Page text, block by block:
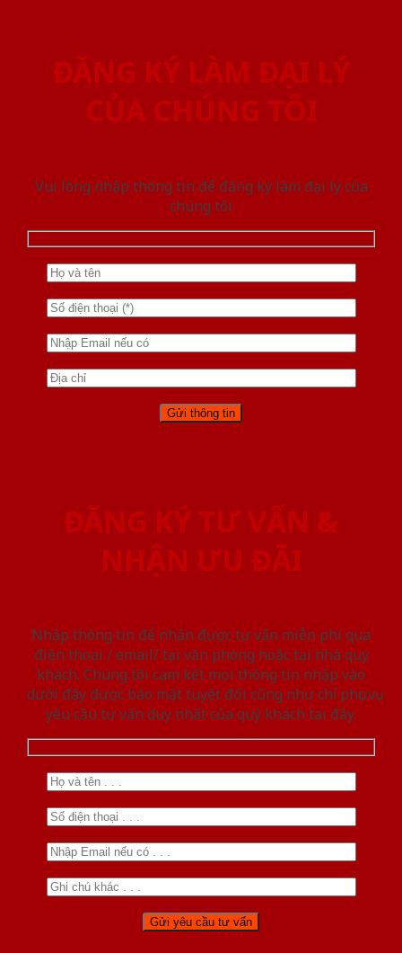
ĐĂNG KÝ LÀM ĐẠI LÝ
CỦA CHÚNG TÔI
Vui lòng nhập thông tin để đăng ký làm đại lý của
chúng tôi
ĐĂNG KÝ TƯ VẤN &
NHẬN ƯU ĐÃI
Nhập thông tin để nhận được tư vấn miễn phí qua
điện thoại / email/ tại văn phòng hoặc tại nhà quý
khách. Chúng tôi cam kết mọi thông tin nhập vào
dưới đây được bảo mật tuyệt đối cũng như chỉ phục vụ
yêu cầu tư vấn duy nhất của quý khách tại đây.